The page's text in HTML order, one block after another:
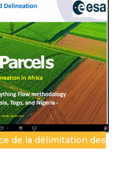
de la délimitation des